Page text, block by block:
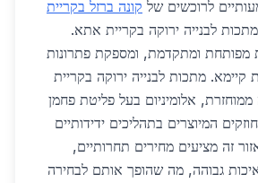
לרוכשים של קונה ברזל בקריית
לבנייה ירוקה בקריית אתא.
מפותחת ומתקדמת, ומספקת פתרונות
קיימא. מתכות לבנייה ירוקה בקריית
אלומיניום בעל פליטת פחמן
המיוצרים בתהליכים ידידותיים
זה מציעים מחירים תחרותיים,
גבוהה, מה שהופך אותם לבחירה